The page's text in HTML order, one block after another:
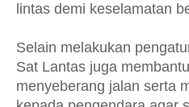
lintas demi keselamatan
Selain melakukan
Sat Lantas juga
menyeberang jalan serta